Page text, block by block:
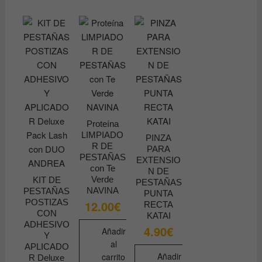
se
pueden
elegir
en
la
página
de
producto
KIT DE
PESTAÑAS
POSTIZAS
CON
ADHESIVO
Y
APLICADO
R Deluxe
Proteína
LIMPIADO
R DE
PESTAÑAS
con Te
Verde
NAVINA
12.00€
Añadir
al
carrito
PINZA
PARA
EXTENSIO
N DE
PESTAÑAS
PUNTA
RECTA
KATAI
4.90€
Añadir